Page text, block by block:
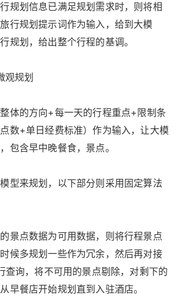
规划信息已满足规划需求时，则将相
行规划提示词作为输入，给到大模
规划，给出整个行程的基调。
观规划
体的方向+每一天的行程重点+限制条
数+单日经费标准）作为输入，让大模
包含早中晚餐食，景点。
型来规划，以下部分则采用固定算法
景点数据为可用数据，则将行程景点
候多规划一些作为冗余，然后再对接
查询，将不可用的景点剔除，对剩下的
早餐店开始规划直到入驻酒店。